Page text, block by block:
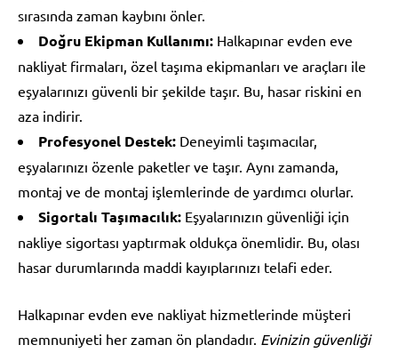
sırasında zaman kaybını önler.
Doğru Ekipman Kullanımı: Halkapınar evden eve
nakliyat firmaları, özel taşıma ekipmanları ve araçları ile
eşyalarınızı güvenli bir şekilde taşır. Bu, hasar riskini en
aza indirir.
Profesyonel Destek: Deneyimli taşımacılar,
eşyalarınızı özenle paketler ve taşır. Aynı zamanda,
montaj ve de montaj işlemlerinde de yardımcı olurlar.
Sigortalı Taşımacılık: Eşyalarınızın güvenliği için
nakliye sigortası yaptırmak oldukça önemlidir. Bu, olası
hasar durumlarında maddi kayıplarınızı telafi eder.
Halkapınar evden eve nakliyat hizmetlerinde müşteri
memnuniyeti her zaman ön plandadır. Evinizin güvenliği